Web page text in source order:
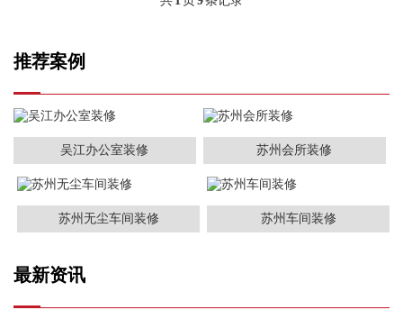
推荐案例
吴江办公室装修 苏州会所装修
苏州无尘车间装修 苏州车间装修
最新资讯